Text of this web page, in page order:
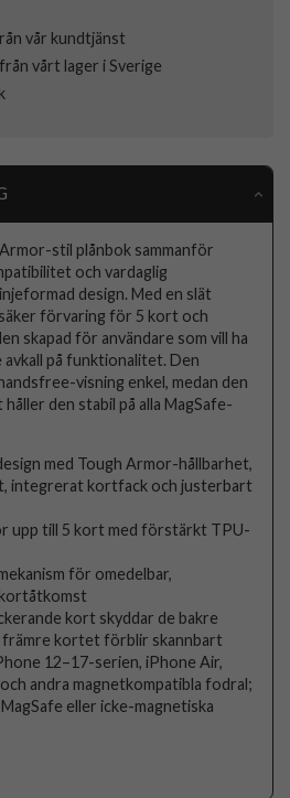
vår kundtjänst
vårt lager i Sverige
stil plånbok sammanför
och vardaglig
design. Med en slät
förvaring för 5 kort och
skapad för användare som vill ha
på funktionalitet. Den
visning enkel, medan den
den stabil på alla MagSafe-
med Tough Armor-hållbarhet,
integrerat kortfack och justerbart
upp till 5 kort med förstärkt TPU-
för omedelbar,
kort skyddar de bakre
främre kortet förblir skannbart
12–17-serien, iPhone Air,
andra magnetkompatibla fodral;
eller icke-magnetiska